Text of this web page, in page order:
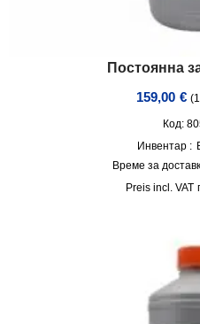
Постоянна
159,00 € (
Код:
Инвентар :
Време за
incl. VAT